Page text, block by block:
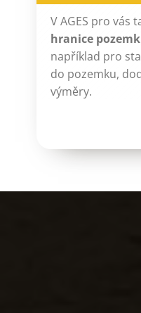
V AGES pro vás
hranice
například pro
do pozemku,
výměry.